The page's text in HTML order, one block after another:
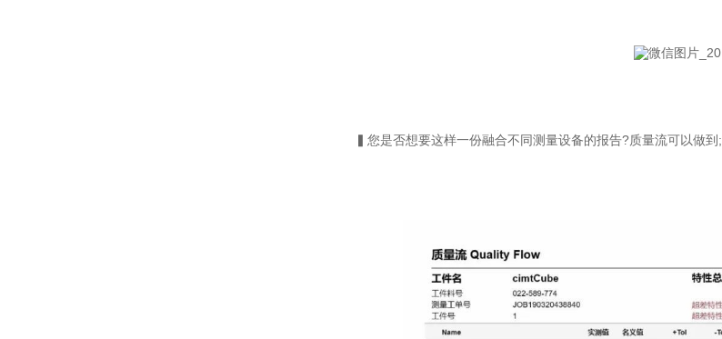
▍您是否想要这样一份融合不同测量设备的报告?质量流可以做到;